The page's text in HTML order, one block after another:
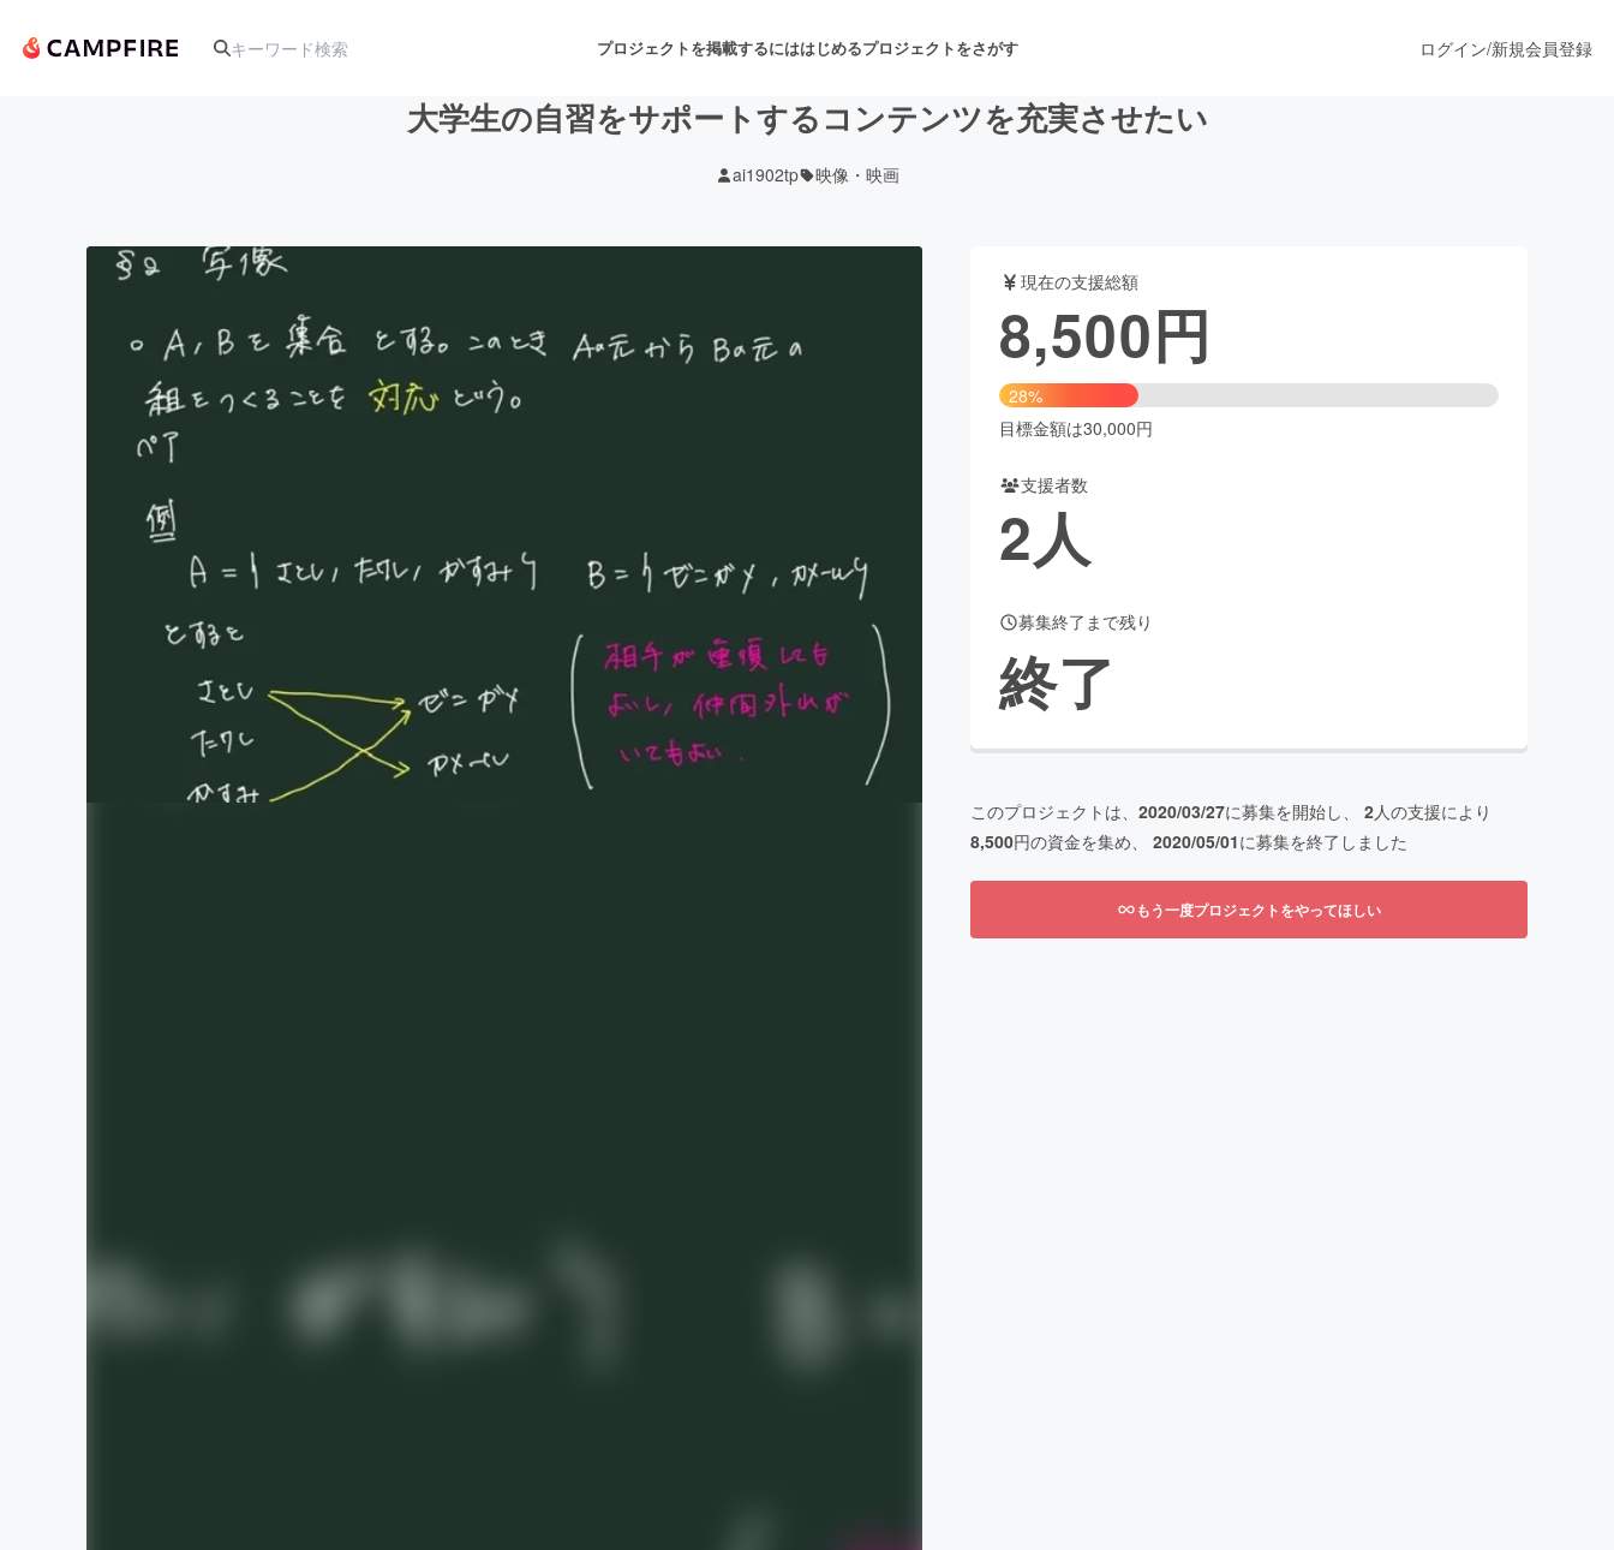
プロジェクトを掲載するにははじめるプロジェクトをさがす
舞台・パフォーマンス
テクノロジー・ガジェット ゲーム・サービス開発
ビューティー・ヘルスケア
まちづくり・地域活性化
CAMPFIRE for Social Good
CAMPFIRE Creation
CAMPFIREふるさと納税machi-yaコミュニティ
ログイン/新規会員登録
大学生の自習をサポートするコンテンツを充実させたい
ai1902tp 映像・映画
現在の支援総額
8,500円
28%
目標金額は30,000円
支援者数
2人
募集終了まで残り
終了
このプロジェクトは、 2020/03/27に募集を開始し、 2人の支援により
8,500円の資金を集め、 2020/05/01に募集を終了しました
もう一度プロジェクトをやってほしい